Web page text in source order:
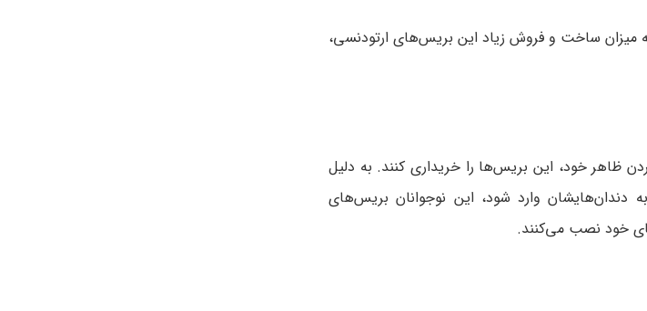
میزان ساخت و فروش زیاد این بریس‌های ارتودنسی،
ظاهر خود، این بریس‌ها را خریداری کنند‌. به دلیل
وارد شود، این نوجوانان بریس‌های
خود نصب می‌کنند.